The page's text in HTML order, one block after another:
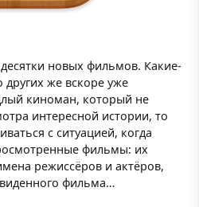
новых фильмов. Какие-
других же вскоре уже
киноман, который не
интересной истории, то
с ситуацией, когда
фильмы: их
режиссёров и актёров,
фильма…